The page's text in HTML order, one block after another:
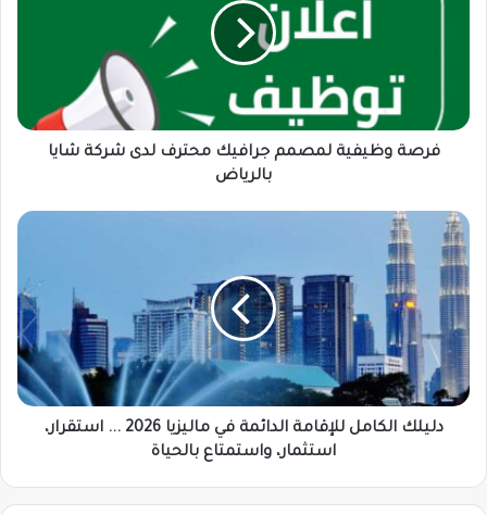
بالرياض
فرصة وظيفية لمصمم جرافيك محترف لدى شركة شايا
بالرياض
دليلك
الكامل
للإقامة
الدائمة
في
ماليزيا
...
استقرار،
استثمار،
دليلك الكامل للإقامة الدائمة في ماليزيا 2026 ... استقرار،
استثمار، واستمتاع بالحياة